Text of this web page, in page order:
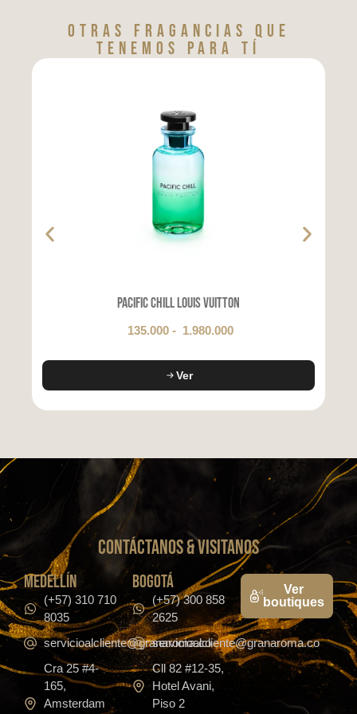
Otras fragancias que
tenemos para tí
Pacific Chill Louis Vuitton
135.000 - 1.980.000
Ver
CONTáCTanos & VISITANOS
medellín
(+57) 310 710
8035
servicioalcliente@granaroma.co
Cra 25 #4-
165,
Amsterdam
bogotá
(+57) 300 858
2625
servicioalcliente@granaroma.co
Cll 82 #12-35,
Hotel Avani,
Piso 2
Ver
boutiques